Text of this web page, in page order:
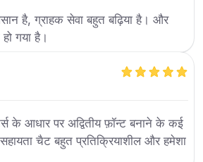
है, ग्राहक सेवा बहुत बढ़िया है। और
गया है।
के आधार पर अद्वितीय फ़ॉन्ट बनाने के कई
चैट बहुत प्रतिक्रियाशील और हमेशा